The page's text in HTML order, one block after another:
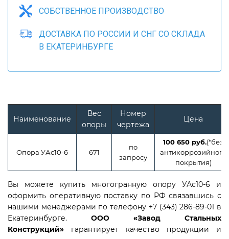
СОБСТВЕННОЕ ПРОИЗВОДСТВО
ДОСТАВКА ПО РОССИИ И СНГ СО СКЛАДА
В ЕКАТЕРИНБУРГЕ
Наименование
Вес
опоры
Номер
чертежа
Цена
Опора УАс10-6 671
по
запросу
100 650 руб.(*без
антикоррозийного
покрытия)
Вы можете купить многогранную опору УАс10-6 и
оформить оперативную поставку по РФ связавшись с
нашими менеджерами по телефону +7 (343) 286-89-01 в
Екатеринбурге. ООО «Завод Стальных
Конструкций» гарантирует качество продукции и